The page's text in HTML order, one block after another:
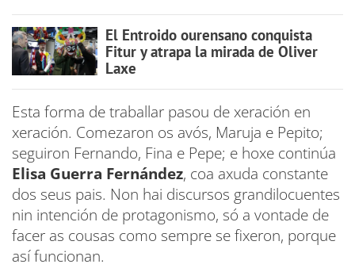
El Entroido ourensano conquista
Fitur y atrapa la mirada de Oliver
Laxe
Esta forma de traballar pasou de xeración en
xeración. Comezaron os avós, Maruja e Pepito;
seguiron Fernando, Fina e Pepe; e hoxe continúa
Elisa Guerra Fernández, coa axuda constante
dos seus pais. Non hai discursos grandilocuentes
nin intención de protagonismo, só a vontade de
facer as cousas como sempre se fixeron, porque
así funcionan.